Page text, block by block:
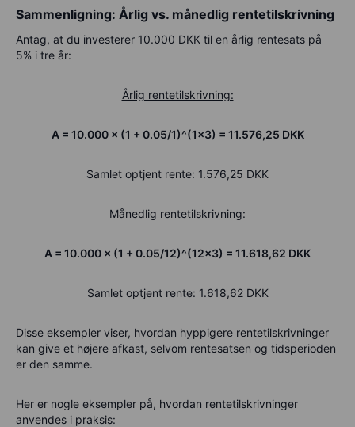
Sammenligning: Årlig vs. månedlig rentetilskrivning
Antag, at du investerer 10.000 DKK til en årlig rentesats på
5% i tre år:
Årlig rentetilskrivning:
A = 10.000 × (1 + 0.05/1)^(1×3) = 11.576,25 DKK
Samlet optjent rente: 1.576,25 DKK
Månedlig rentetilskrivning:
A = 10.000 × (1 + 0.05/12)^(12×3) = 11.618,62 DKK
Samlet optjent rente: 1.618,62 DKK
Disse eksempler viser, hvordan hyppigere rentetilskrivninger
kan give et højere afkast, selvom rentesatsen og tidsperioden
er den samme.
Her er nogle eksempler på, hvordan rentetilskrivninger
anvendes i praksis: